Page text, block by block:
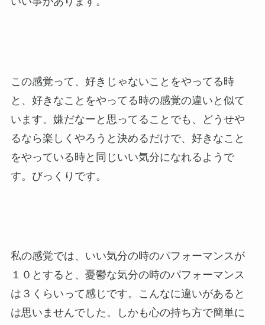
この感覚って、好きじゃないことをやってる時
と、好きなことをやってる時の感覚の違いと似て
います。嫌だなーと思ってることでも、どうせや
るなら楽しくやろうと決めるだけで、好きなこと
をやっている時と同じいい気分になれるようで
す。びっくりです。
私の感覚では、いい気分の時のパフォーマンスが
１０とすると、憂鬱な気分の時のパフォーマンス
は３くらいって感じです。こんなに違いがあると
は思いませんでした。しかも心の持ち方で簡単に